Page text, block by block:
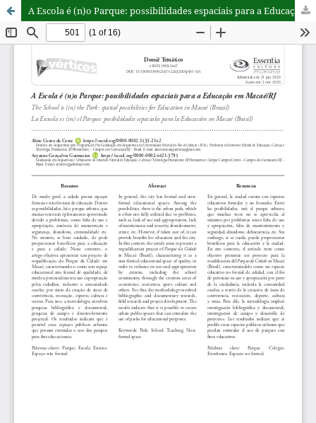
A Escola é (n)o Parque: possibilidades espaciais para a Educação em Macaé/RJ